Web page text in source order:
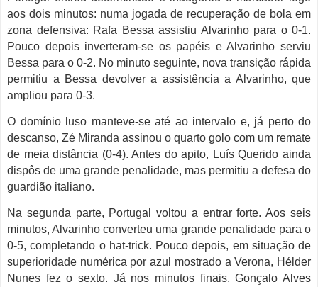
aos dois minutos: numa jogada de recuperação de bola em
zona defensiva: Rafa Bessa assistiu Alvarinho para o 0-1.
Pouco depois inverteram-se os papéis e Alvarinho serviu
Bessa para o 0-2. No minuto seguinte, nova transição rápida
permitiu a Bessa devolver a assistência a Alvarinho, que
ampliou para 0-3.
O domínio luso manteve-se até ao intervalo e, já perto do
descanso, Zé Miranda assinou o quarto golo com um remate
de meia distância (0-4). Antes do apito, Luís Querido ainda
dispôs de uma grande penalidade, mas permitiu a defesa do
guardião italiano.
Na segunda parte, Portugal voltou a entrar forte. Aos seis
minutos, Alvarinho converteu uma grande penalidade para o
0-5, completando o hat-trick. Pouco depois, em situação de
superioridade numérica por azul mostrado a Verona, Hélder
Nunes fez o sexto. Já nos minutos finais, Gonçalo Alves